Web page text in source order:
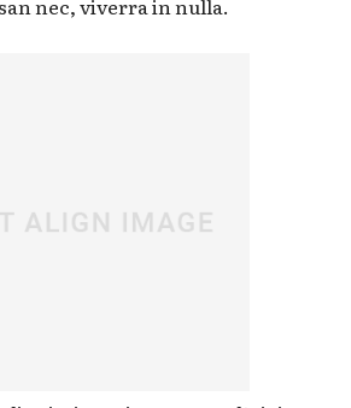
nec, viverra in nulla.